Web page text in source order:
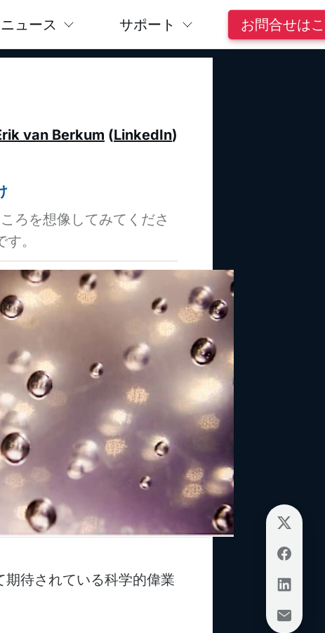
ニュース サポート お問合せは
van Berkum (LinkedIn)
ろを想像してみてくださ
。
待されている科学的偉業